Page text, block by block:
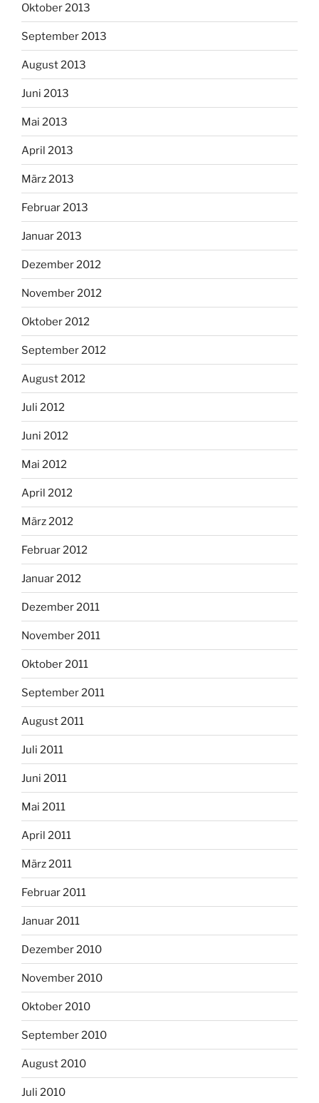
Oktober 2013
September 2013
August 2013
Juni 2013
Mai 2013
April 2013
März 2013
Februar 2013
Januar 2013
Dezember 2012
November 2012
Oktober 2012
September 2012
August 2012
Juli 2012
Juni 2012
Mai 2012
April 2012
März 2012
Februar 2012
Januar 2012
Dezember 2011
November 2011
Oktober 2011
September 2011
August 2011
Juli 2011
Juni 2011
Mai 2011
April 2011
März 2011
Februar 2011
Januar 2011
Dezember 2010
November 2010
Oktober 2010
September 2010
August 2010
Juli 2010